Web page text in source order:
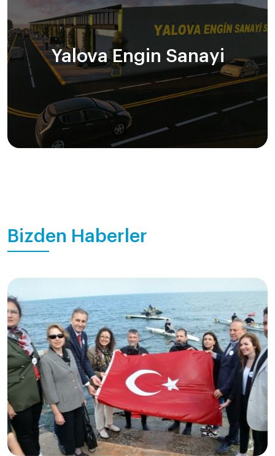
Yalova Engin Sanayi
Bizden Haberler